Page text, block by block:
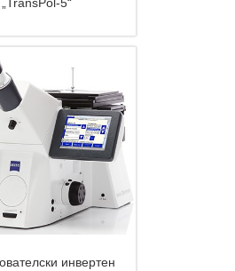
„TransPol-5“
инвертен